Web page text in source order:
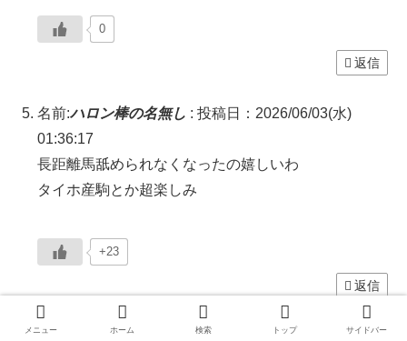
0
返信
名前:ハロン棒の名無し : 投稿日：2026/06/03(水)
01:36:17
長距離馬舐められなくなったの嬉しいわ
タイホ産駒とか超楽しみ
+23
返信
名前: ハロン棒の名無し: 投稿日：2026/06/03(水)
メニュー ホーム 検索 トップ サイドバー